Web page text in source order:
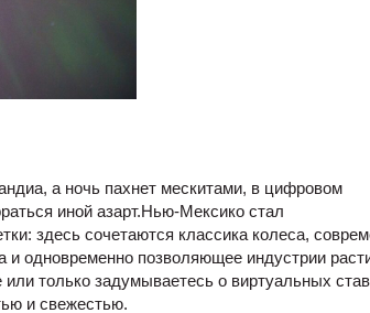
а ночь пахнет мескитами, в цифровом
иной азарт.Нью‑Мексико стал
здесь сочетаются классика колеса,
одновременно позволяющее индустрии
или только задумываетесь о виртуальных
и свежестью.